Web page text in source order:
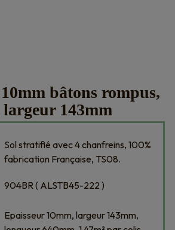
bâtons rompus,
143mm
Sol stratifié avec 4 chanfreins, 100%
fabrication Française, TS08.
904BR ( ALSTB45-222 )
Epaisseur 10mm, largeur 143mm,